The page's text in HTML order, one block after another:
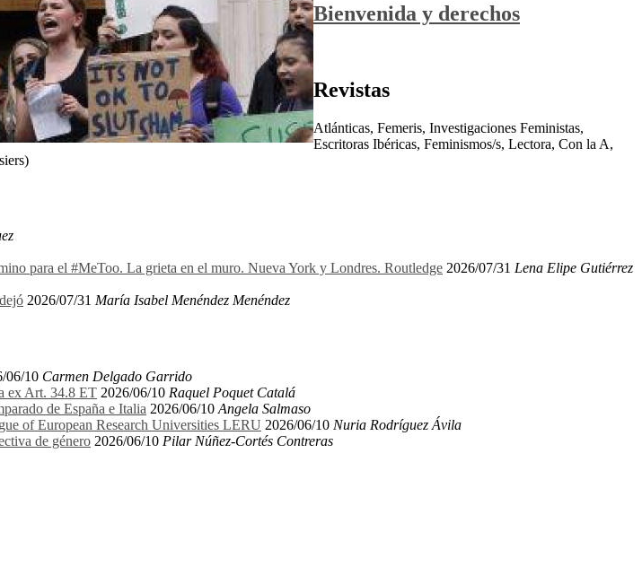
Bienvenida y derechos
Revistas
Atlánticas, Femeris, Investigaciones Feministas,
Escritoras Ibéricas, Feminismos/s, Lectora, Con la A,
para el #MeToo. La grieta en el muro. Nueva York y Londres. Routledge 2026/07/31 Lena Elipe Gutiérrez
2026/07/31 María Isabel Menéndez Menéndez
06/10 Carmen Delgado Garrido
ex Art. 34.8 ET 2026/06/10 Raquel Poquet Catalá
de España e Italia 2026/06/10 Angela Salmaso
of European Research Universities LERU 2026/06/10 Nuria Rodríguez Ávila
de género 2026/06/10 Pilar Núñez-Cortés Contreras